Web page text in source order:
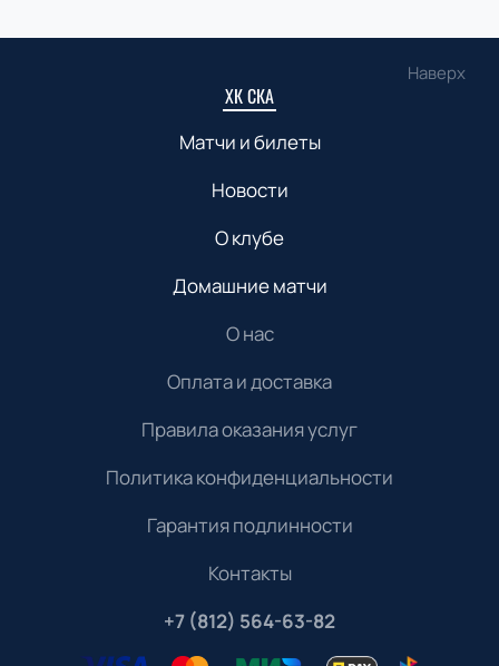
Наверх
ХК СКА
Матчи и билеты
Новости
О клубе
Домашние матчи
О нас
Оплата и доставка
Правила оказания услуг
Политика конфиденциальности
Гарантия подлинности
Контакты
+7 (812) 564-63-82